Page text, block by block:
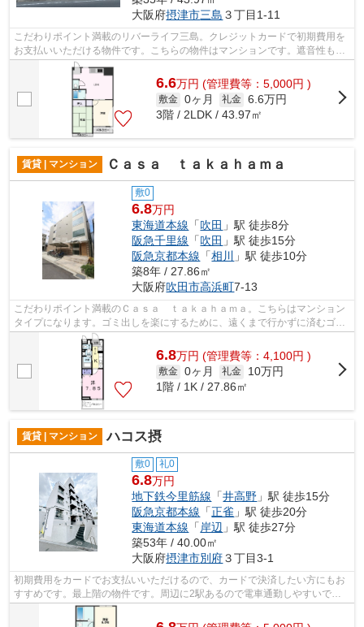
大阪府摂津市三島 ３丁目1-11
こだわりポイント満載のリバーライフ三島。クレジットカードで初期費用を
お支払いいただける物件です。こちらの物件はマンションです。遮音性も高
くてしっかりとした造りの鉄骨造物件...
6.6万円 (管理費等：5,000円 )
敷金 0ヶ月 礼金 6.6万円
3階 / 2LDK / 43.97㎡
賃貸 | マンション Ｃａｓａ ｔａｋａｈａｍａ
敷0
6.8万円
東海道本線 「吹田 」駅 徒歩8分
阪急千里線 「吹田 」駅 徒歩15分
阪急京都本線 「相川
」駅 徒歩10分
築8年 / 27.86㎡
大阪府吹田市高浜町7-13
こだわりポイント満載のＣａｓａ ｔａｋａｈａｍａ。こちらはマンション
タイプになります。ゴミ出しを楽にするために、遠くまで行かずに済むゴミ
置き場を共用部に付けています。朝に...
6.8万円 (管理費等：4,100円 )
敷金 0ヶ月 礼金
10万円
1階 / 1K / 27.86㎡
賃貸 | マンション ハコス摂
敷0 礼0
6.8万円
地下鉄今里筋線 「井高野 」駅 徒歩15分
阪急京都本線 「正雀 」駅 徒歩20分
東海道本線 「岸辺 」駅 徒歩27分
築53年 / 40.00㎡
大阪府摂津市別府３丁目3-1
初期費用をカードでお支払いいただけるので、カードで決済したい方にもお
すすめです。最上階の物件です。周辺に2駅あるので電車通勤しやすいで
す。鉄筋コンクリートの物件を選ぶのなら...